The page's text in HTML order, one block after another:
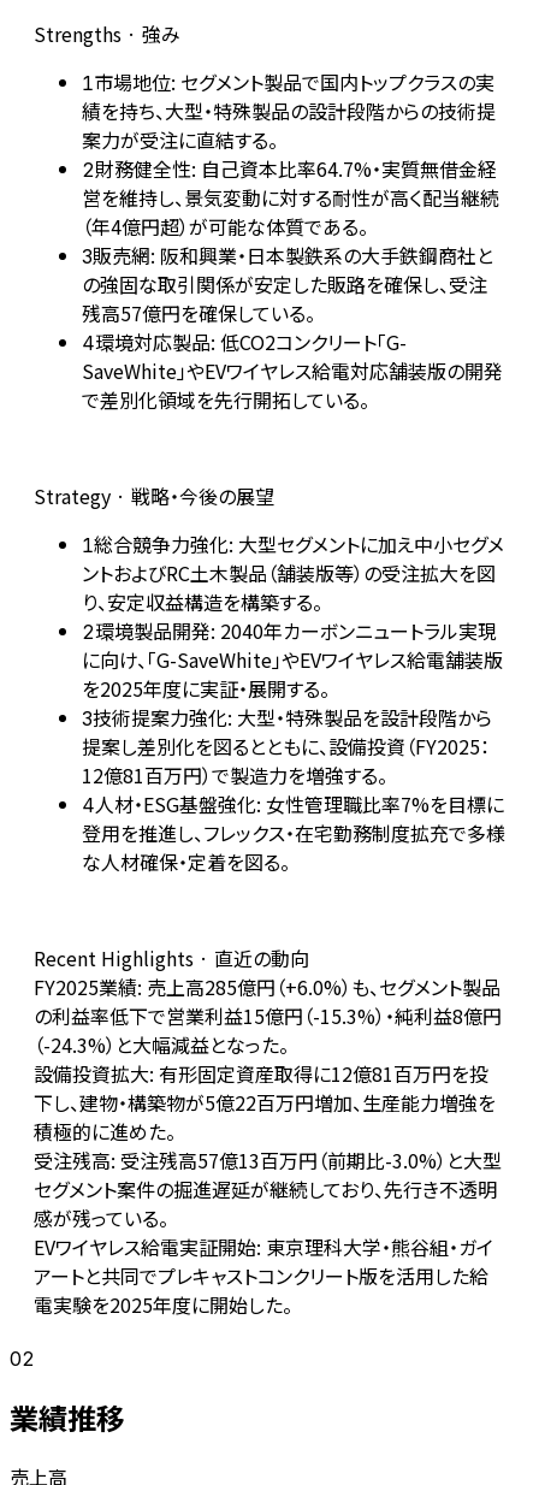
Strengths · 強み
1市場地位: セグメント製品で国内トップクラスの実
績を持ち、大型・特殊製品の設計段階からの技術提
案力が受注に直結する。
2財務健全性: 自己資本比率64.7%・実質無借金経
営を維持し、景気変動に対する耐性が高く配当継続
（年4億円超）が可能な体質である。
3販売網: 阪和興業・日本製鉄系の大手鉄鋼商社と
の強固な取引関係が安定した販路を確保し、受注
残高57億円を確保している。
4環境対応製品: 低CO2コンクリート「G-
SaveWhite」やEVワイヤレス給電対応舗装版の開発
で差別化領域を先行開拓している。
Strategy · 戦略・今後の展望
1総合競争力強化: 大型セグメントに加え中小セグメ
ントおよびRC土木製品（舗装版等）の受注拡大を図
り、安定収益構造を構築する。
2環境製品開発: 2040年カーボンニュートラル実現
に向け、「G-SaveWhite」やEVワイヤレス給電舗装版
を2025年度に実証・展開する。
3技術提案力強化: 大型・特殊製品を設計段階から
提案し差別化を図るとともに、設備投資（FY2025：
12億81百万円）で製造力を増強する。
4人材・ESG基盤強化: 女性管理職比率7%を目標に
登用を推進し、フレックス・在宅勤務制度拡充で多様
な人材確保・定着を図る。
Recent Highlights · 直近の動向
FY2025業績: 売上高285億円（+6.0%）も、セグメント製品
の利益率低下で営業利益15億円（-15.3%）・純利益8億円
（-24.3%）と大幅減益となった。
設備投資拡大: 有形固定資産取得に12億81百万円を投
下し、建物・構築物が5億22百万円増加、生産能力増強を
積極的に進めた。
受注残高: 受注残高57億13百万円（前期比-3.0%）と大型
セグメント案件の掘進遅延が継続しており、先行き不透明
感が残っている。
EVワイヤレス給電実証開始: 東京理科大学・熊谷組・ガイ
アートと共同でプレキャストコンクリート版を活用した給
電実験を2025年度に開始した。
02
業績推移
売上高